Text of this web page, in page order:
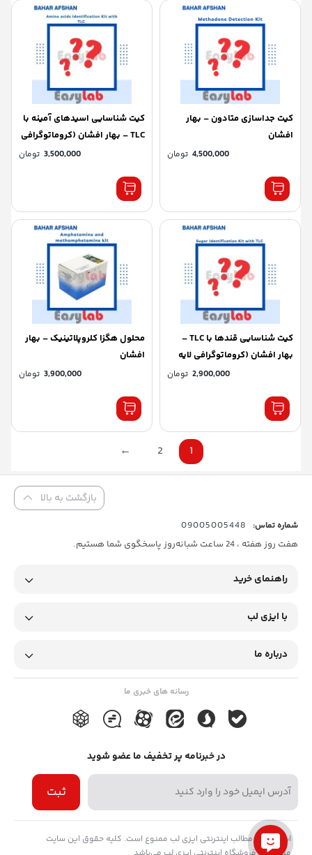
کیت جداسازی متادون – بهار
افشان
4,500,000 تومان
کیت شناسایی اسیدهای آمینه با
TLC – بهار افشان (کروماتوگرافی
3,500,000 تومان
کیت شناسایی قندها با TLC –
بهار افشان (کروماتوگرافی لایه
2,900,000 تومان
محلول هگزا کلروپلاتینیک – بهار
افشان
3,900,000 تومان
1
2
←
بازگشت به بالا
شماره تماس:
09005005448
هفت روز هفته ، 24 ساعت شبانه‌روز پاسخگوی شما هستیم.
راهنمای خرید
با ایزی لب
درباره ما
رسانه های خبری ما
در خبرنامه پر تخفیف ما عضو شوید
ثبت
استفاده از مطالب اینترنتی ایزی لب ممنوع است. کلیه حقوق این سایت